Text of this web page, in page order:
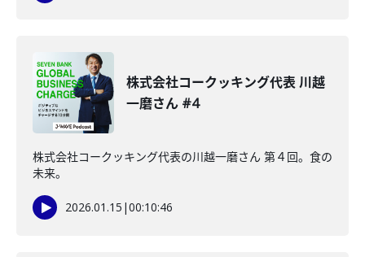
株式会社コークッキング代表 川越
一磨さん #4
株式会社コークッキング代表の川越一磨さん 第４回。食の
未来。
2026.01.15 |00:10:46